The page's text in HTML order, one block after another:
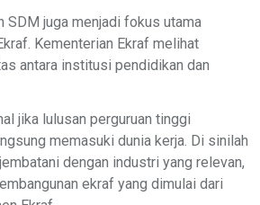
SDM juga menjadi fokus utama
Kementerian Ekraf melihat
antara institusi pendidikan dan
jika lulusan perguruan tinggi
memasuki dunia kerja. Di sinilah
dengan industri yang relevan,
ekraf yang dimulai dari